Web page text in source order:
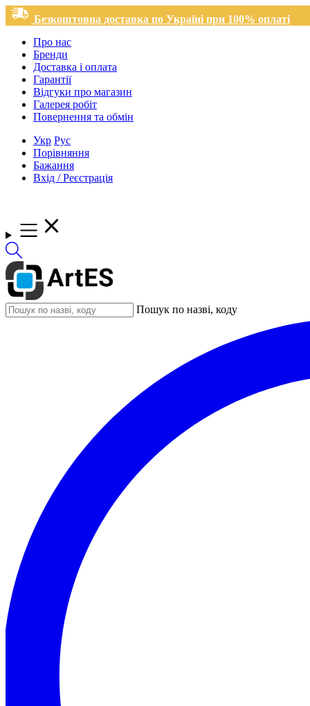
Безкоштовна доставка по Україні при 100% оплаті
Про нас
Бренди
Доставка і оплата
Гарантії
Відгуки про магазин
Галерея робіт
Повернення та обмін
Укр Рус
Порівняння
Бажання
Вхід / Реєстрація
Пошук по назві, коду